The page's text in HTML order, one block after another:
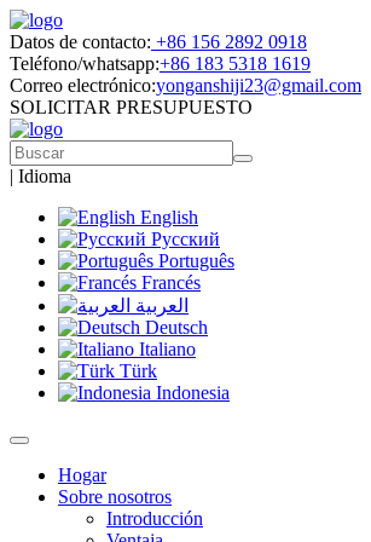
Datos de contacto: +86 156 2892 0918
Teléfono/whatsapp:+86 183 5318 1619
Correo electrónico:yonganshiji23@gmail.com
SOLICITAR PRESUPUESTO
| Idioma
English
Русский
Português
Francés
العربية
Deutsch
Italiano
Türk
Indonesia
Hogar
Sobre nosotros
Introducción